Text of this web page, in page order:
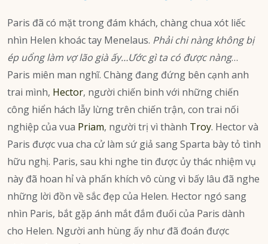
Paris đã có mặt trong đám khách, chàng chua xót liếc
nhìn Helen khoác tay Menelaus. Phải chi nàng không bị
ép uổng làm vợ lão già ấy…Ước gì ta có được nàng…
Paris miên man nghĩ. Chàng đang đứng bên cạnh anh
trai mình, Hector, người chiến binh với những chiến
công hiển hách lẫy lừng trên chiến trận, con trai nối
nghiệp của vua Priam, người trị vì thành Troy. Hector và
Paris được vua cha cử làm sứ giả sang Sparta bày tỏ tình
hữu nghị. Paris, sau khi nghe tin được ủy thác nhiệm vụ
này đã hoan hỉ và phấn khích vô cùng vì bấy lâu đã nghe
những lời đồn về sắc đẹp của Helen. Hector ngó sang
nhìn Paris, bắt gặp ánh mắt đắm đuối của Paris dành
cho Helen. Người anh hùng ấy như đã đoán được